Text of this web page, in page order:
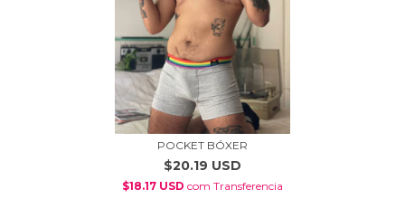
POCKET BÓXER
$20.19 USD
$18.17 USD com Transferencia